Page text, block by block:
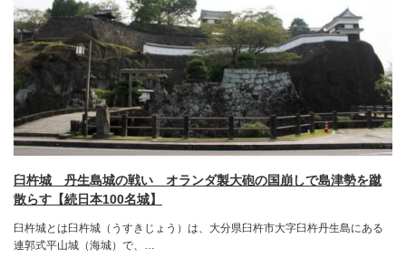
臼杵城 丹生島城の戦い オランダ製大砲の国崩しで島津勢を蹴
散らす【続日本100名城】
臼杵城とは臼杵城（うすきじょう）は、大分県臼杵市大字臼杵丹生島にある
連郭式平山城（海城）で、…